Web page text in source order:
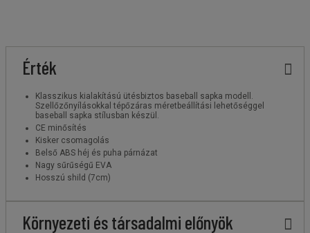
Érték
Klasszikus kialakítású ütésbiztos baseball sapka modell.
Szellőzőnyílásokkal tépőzáras méretbeállítási lehetőséggel
baseball sapka stílusban készül.
CE minősítés
Kisker csomagolás
Belső ABS héj és puha párnázat
Nagy sűrűségű EVA
Hosszú shild (7cm)
Környezeti és társadalmi előnyök